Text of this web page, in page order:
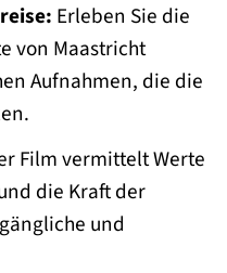
Erleben Sie die
von Maastricht
Aufnahmen, die die
Film vermittelt Werte
die Kraft der
und